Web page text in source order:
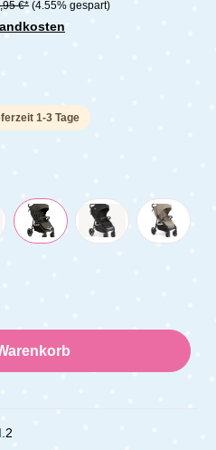
€* (4.55% gespart)
0 von 5 Sternen
1-3 Tage
den gewünschten